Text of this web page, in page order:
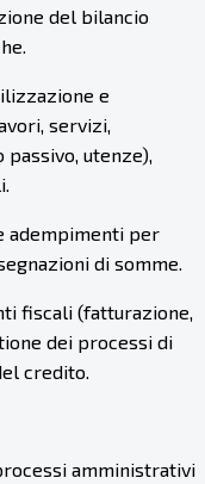
del bilancio
e
servizi,
utenze),
adempimenti per
di somme.
fiscali (fatturazione,
dei processi di
credito.
amministrativi